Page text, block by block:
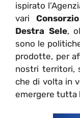
ispirato
vari
Destra Sele,
sono le
prodotte, per
nostri territori,
che di volta in
emergere tutta